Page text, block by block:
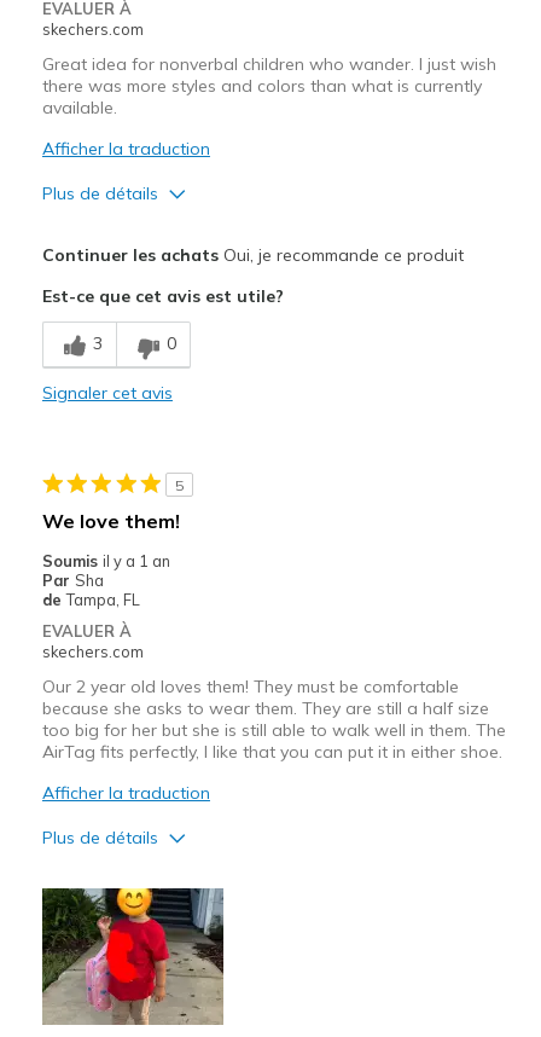
EVALUER À
skechers.com
Great idea for nonverbal children who wander. I just wish
there was more styles and colors than what is currently
available.
Afficher la traduction
Plus de détails
Durable
Le contre
Not enough styles and colors
Casual Wear
Sizing
View On Shoes
Continuer les achatsOui, je recommande ce produit
Est-ce que cet avis est utile?
3 0
Signaler cet avis
5
We love them!
Soumis il y a 1 an
Par Sha
de Tampa, FL
EVALUER À
skechers.com
Our 2 year old loves them! They must be comfortable
because she asks to wear them. They are still a half size
too big for her but she is still able to walk well in them. The
AirTag fits perfectly, I like that you can put it in either shoe.
Afficher la traduction
Plus de détails
Comfortable
Durable
Les meilleures utilisations